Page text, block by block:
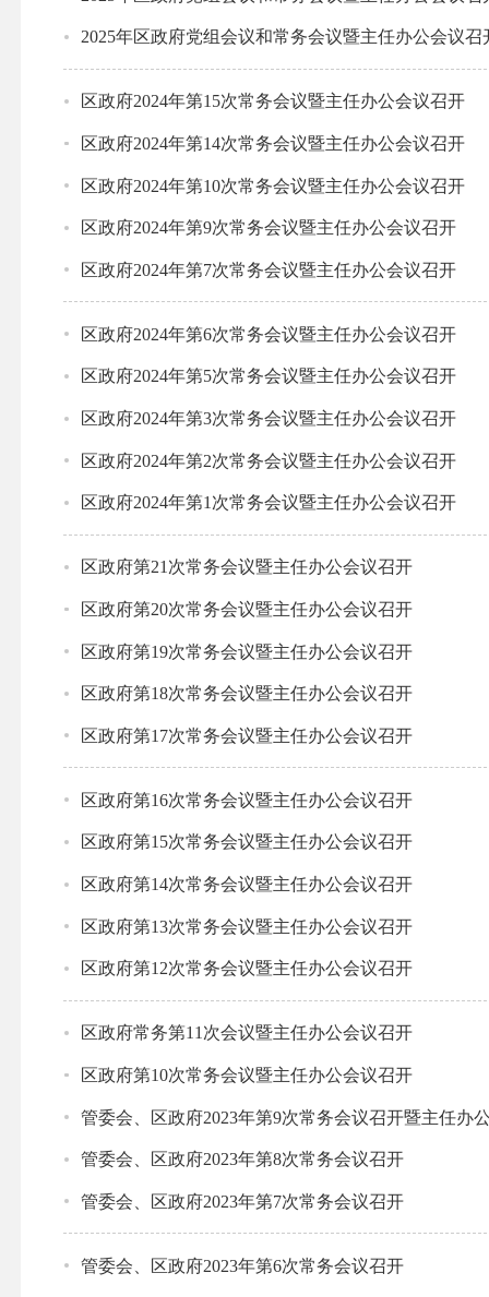
2025年区政府党组会议和常务会议暨主任办公会议召
区政府2024年第15次常务会议暨主任办公会议召开
区政府2024年第14次常务会议暨主任办公会议召开
区政府2024年第10次常务会议暨主任办公会议召开
区政府2024年第9次常务会议暨主任办公会议召开
区政府2024年第7次常务会议暨主任办公会议召开
区政府2024年第6次常务会议暨主任办公会议召开
区政府2024年第5次常务会议暨主任办公会议召开
区政府2024年第3次常务会议暨主任办公会议召开
区政府2024年第2次常务会议暨主任办公会议召开
区政府2024年第1次常务会议暨主任办公会议召开
区政府第21次常务会议暨主任办公会议召开
区政府第20次常务会议暨主任办公会议召开
区政府第19次常务会议暨主任办公会议召开
区政府第18次常务会议暨主任办公会议召开
区政府第17次常务会议暨主任办公会议召开
区政府第16次常务会议暨主任办公会议召开
区政府第15次常务会议暨主任办公会议召开
区政府第14次常务会议暨主任办公会议召开
区政府第13次常务会议暨主任办公会议召开
区政府第12次常务会议暨主任办公会议召开
区政府常务第11次会议暨主任办公会议召开
区政府第10次常务会议暨主任办公会议召开
管委会、区政府2023年第9次常务会议召开暨主任办
管委会、区政府2023年第8次常务会议召开
管委会、区政府2023年第7次常务会议召开
管委会、区政府2023年第6次常务会议召开